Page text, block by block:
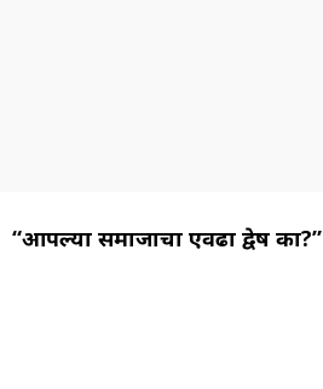
“आपल्या समाजाचा एवढा द्वेष का?”